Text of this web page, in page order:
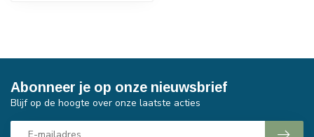
Abonneer je op onze nieuwsbrief
Blijf op de hoogte over onze laatste acties